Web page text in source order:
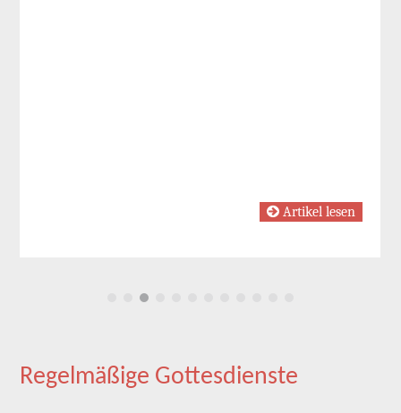
Artikel lesen
Regelmäßige Gottesdienste